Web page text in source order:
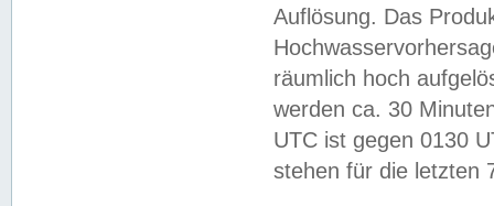
Auflösung. Das
räumlich hoch
werden ca. 30
UTC ist gegen 0130
stehen für die letzten